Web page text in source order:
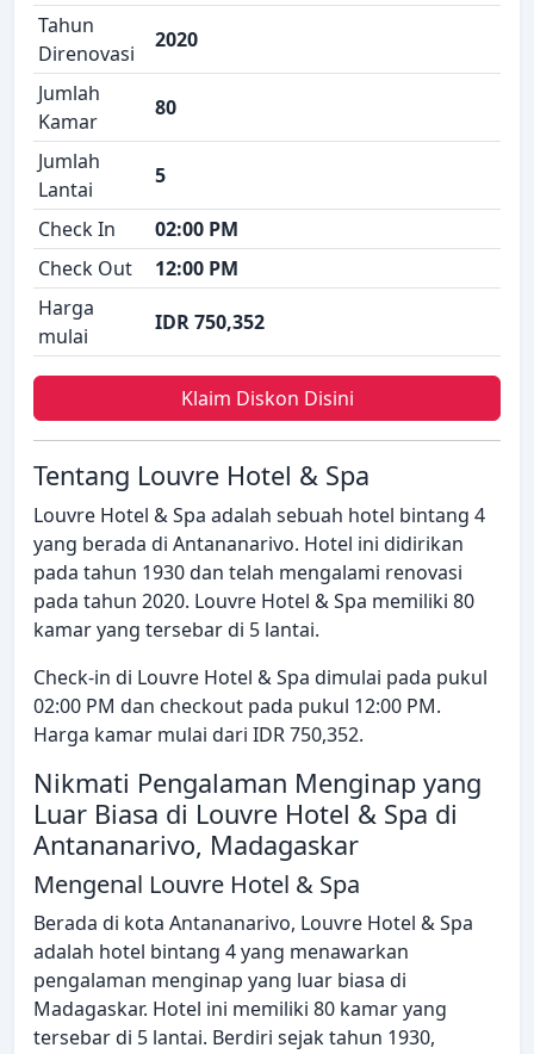
Tahun
Direnovasi
2020
Jumlah
Kamar
80
Jumlah
Lantai
5
Check In
02:00 PM
Check Out
12:00 PM
Harga
mulai
IDR 750,352
Klaim Diskon Disini
Tentang Louvre Hotel & Spa
Louvre Hotel & Spa adalah sebuah hotel bintang 4
yang berada di Antananarivo. Hotel ini didirikan
pada tahun 1930 dan telah mengalami renovasi
pada tahun 2020. Louvre Hotel & Spa memiliki 80
kamar yang tersebar di 5 lantai.
Check-in di Louvre Hotel & Spa dimulai pada pukul
02:00 PM dan checkout pada pukul 12:00 PM.
Harga kamar mulai dari IDR 750,352.
Nikmati Pengalaman Menginap yang
Luar Biasa di Louvre Hotel & Spa di
Antananarivo, Madagaskar
Mengenal Louvre Hotel & Spa
Berada di kota Antananarivo, Louvre Hotel & Spa
adalah hotel bintang 4 yang menawarkan
pengalaman menginap yang luar biasa di
Madagaskar. Hotel ini memiliki 80 kamar yang
tersebar di 5 lantai. Berdiri sejak tahun 1930,